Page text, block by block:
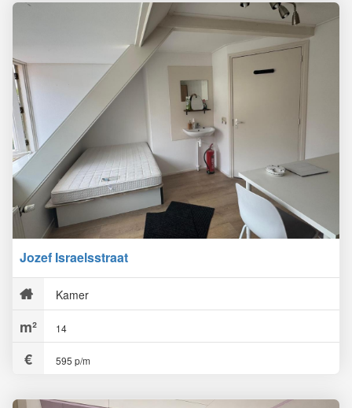
Jozef Israelsstraat
Kamer
14
595 p/m